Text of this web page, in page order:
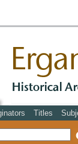
Titles